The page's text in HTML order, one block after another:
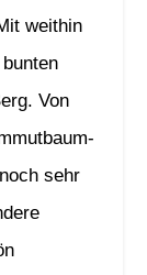
weithin
Von
sehr